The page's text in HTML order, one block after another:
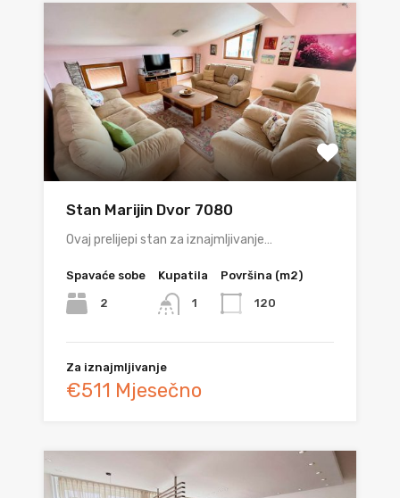
Stan Marijin Dvor 7080
Ovaj prelijepi stan za iznajmljivanje…
Spavaće sobe
2
Kupatila
1
Površina (m2)
120
Za iznajmljivanje
€511 Mjesečno